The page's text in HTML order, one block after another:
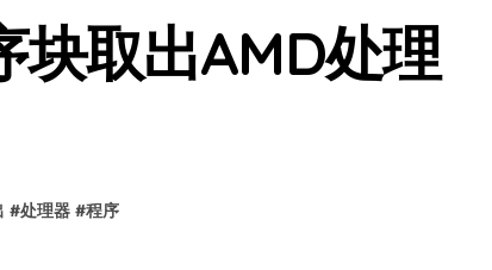
块取出AMD处理
#处理器 #程序